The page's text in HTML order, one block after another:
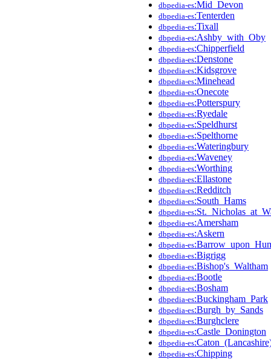
dbpedia-es:Mid_Devon
dbpedia-es:Tenterden
dbpedia-es:Tixall
dbpedia-es:Ashby_with_Oby
dbpedia-es:Chipperfield
dbpedia-es:Denstone
dbpedia-es:Kidsgrove
dbpedia-es:Minehead
dbpedia-es:Onecote
dbpedia-es:Potterspury
dbpedia-es:Ryedale
dbpedia-es:Speldhurst
dbpedia-es:Spelthorne
dbpedia-es:Wateringbury
dbpedia-es:Waveney
dbpedia-es:Worthing
dbpedia-es:Ellastone
dbpedia-es:Redditch
dbpedia-es:South_Hams
dbpedia-es
dbpedia-es:Amersham
dbpedia-es:Askern
dbpedia-es
dbpedia-es:Bigrigg
dbpedia-es:Bishop's_Waltham
dbpedia-es:Bootle
dbpedia-es:Bosham
dbpedia-es:Buckingham_Park
dbpedia-es:Burgh_by_Sands
dbpedia-es:Burghclere
dbpedia-es:Castle_Donington
dbpedia-es
dbpedia-es:Chipping